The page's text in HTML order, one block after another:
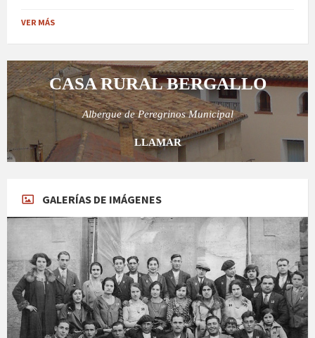
VER MÁS
CASA RURAL BERGALLO
Albergue de Peregrinos Municipal
LLAMAR
GALERÍAS DE IMÁGENES